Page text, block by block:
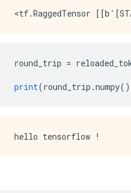
round_trip =
print(round_trip .numpy